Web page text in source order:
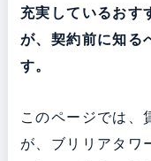
充実しているおす
が、契約前に知る
す。
このページでは、
が、ブリリアタワ